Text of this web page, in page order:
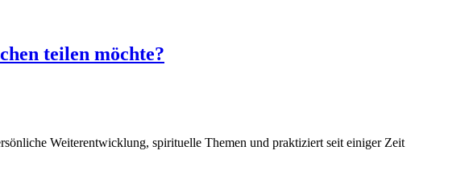
teilen möchte?
Weiterentwicklung, spirituelle Themen und praktiziert seit einiger Zeit